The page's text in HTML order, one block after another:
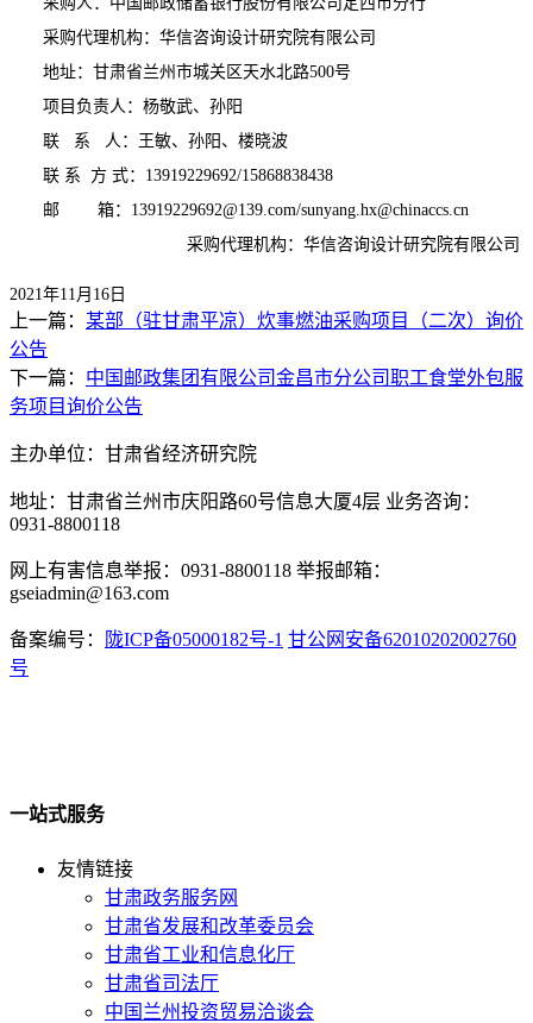
采购代理机构：华信咨询设计研究院有限公司
地址：甘肃省兰州市城关区天水北路500号
项目负责人：杨敬武、孙阳
联
系
人：王敏、孙阳、楼晓波
联 系
方 式： 13919229692/15868838438
邮
箱： 13919229692@139.com/sunyang.hx@chinaccs.cn
采购代理机构：华信咨询设计研究院有限公司
2021年11月 16 日
上一篇： 某部（驻甘肃平凉）炊事燃油采购项目（二次）询价
公告
下一篇： 中国邮政集团有限公司金昌市分公司职工食堂外包服
务项目询价公告
主办单位：甘肃省经济研究院
地址：甘肃省兰州市庆阳路60号信息大厦4层 业务咨询：
0931-8800118
网上有害信息举报：0931-8800118 举报邮箱：
gseiadmin@163.com
备案编号： 陇ICP备05000182号-1 甘公网安备62010202002760
号
一站式服务
友情链接
甘肃政务服务网
甘肃省发展和改革委员会
甘肃省工业和信息化厅
甘肃省司法厅
中国兰州投资贸易洽谈会